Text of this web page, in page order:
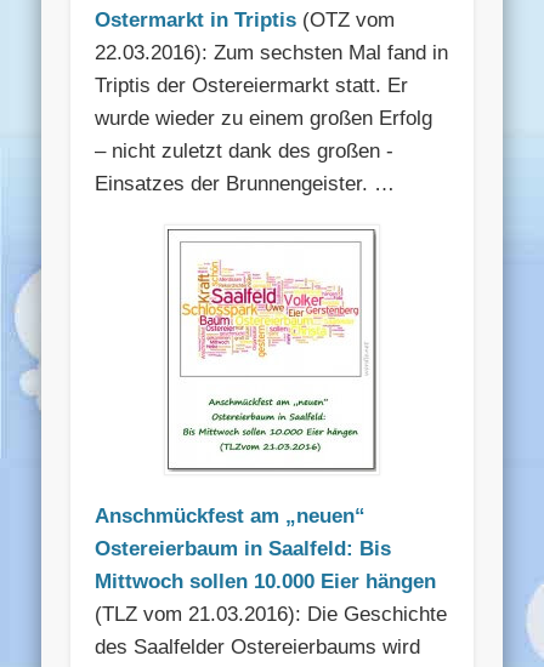
Ostermarkt in Triptis (OTZ vom
22.03.2016): Zum sechsten Mal fand in
­Triptis der Ostereiermarkt statt. Er
wurde wieder zu einem großen Erfolg
– nicht ­zuletzt dank des großen ­
Einsatzes der Brunnengeister. …
Anschmückfest am „neuen“
Ostereierbaum in Saalfeld: Bis
Mittwoch sollen 10.000 Eier hängen
(TLZ vom 21.03.2016): Die Geschichte
des Saalfelder Ostereierbaums wird